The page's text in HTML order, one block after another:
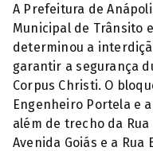
A Prefeitura de
Municipal de Trânsito
determinou a
garantir a segurança
Corpus Christi. O
Engenheiro Portela e
além de trecho da
Avenida Goiás e a Rua